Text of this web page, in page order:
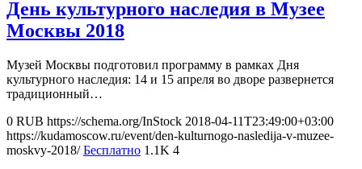
День культурного наследия в Музее
Москвы 2018
Музей Москвы подготовил программу в рамках Дня
культурного наследия: 14 и 15 апреля во дворе развернется
традиционный…
0 RUB https://schema.org/InStock 2018-04-11T23:49:00+03:00
https://kudamoscow.ru/event/den-kulturnogo-nasledija-v-muzee-
moskvy-2018/ Бесплатно 1.1K 4